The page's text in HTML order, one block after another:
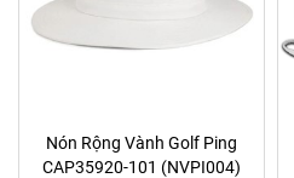
Nón Rộng Vành Golf Ping
CAP35920-101 (NVPI004)